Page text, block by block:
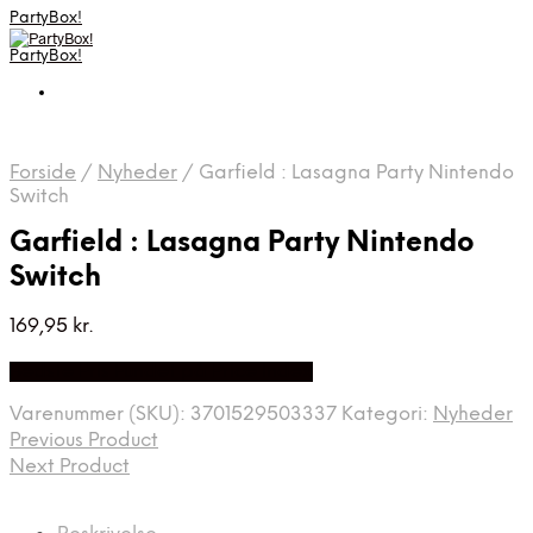
PartyBox!
PartyBox!
Forside / Nyheder / Garfield : Lasagna Party Nintendo
Switch
Garfield : Lasagna Party Nintendo
Switch
169,95 kr.
Varenummer (SKU): 3701529503337 Kategori: Nyheder
Previous Product
Next Product